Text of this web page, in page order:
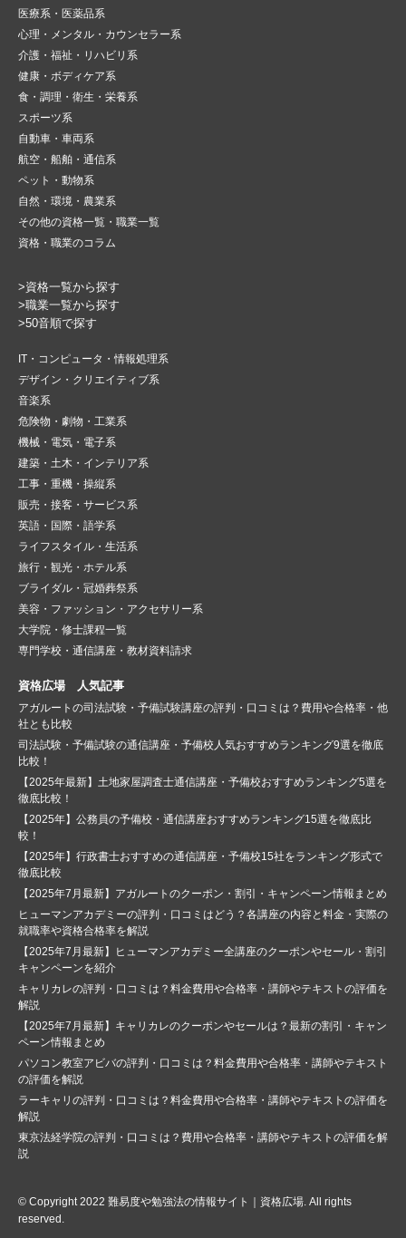
医療系・医薬品系
心理・メンタル・カウンセラー系
介護・福祉・リハビリ系
健康・ボディケア系
食・調理・衛生・栄養系
スポーツ系
自動車・車両系
航空・船舶・通信系
ペット・動物系
自然・環境・農業系
その他の資格一覧・職業一覧
資格・職業のコラム
>資格一覧から探す
>職業一覧から探す
>50音順で探す
IT・コンピュータ・情報処理系
デザイン・クリエイティブ系
音楽系
危険物・劇物・工業系
機械・電気・電子系
建築・土木・インテリア系
工事・重機・操縦系
販売・接客・サービス系
英語・国際・語学系
ライフスタイル・生活系
旅行・観光・ホテル系
ブライダル・冠婚葬祭系
美容・ファッション・アクセサリー系
大学院・修士課程一覧
専門学校・通信講座・教材資料請求
資格広場 人気記事
アガルートの司法試験・予備試験講座の評判・口コミは？費用や合格率・他
社とも比較
司法試験・予備試験の通信講座・予備校人気おすすめランキング9選を徹底
比較！
【2025年最新】土地家屋調査士通信講座・予備校おすすめランキング5選を
徹底比較！
【2025年】公務員の予備校・通信講座おすすめランキング15選を徹底比
較！
【2025年】行政書士おすすめの通信講座・予備校15社をランキング形式で
徹底比較
【2025年7月最新】アガルートのクーポン・割引・キャンペーン情報まとめ
ヒューマンアカデミーの評判・口コミはどう？各講座の内容と料金・実際の
就職率や資格合格率を解説
【2025年7月最新】ヒューマンアカデミー全講座のクーポンやセール・割引
キャンペーンを紹介
キャリカレの評判・口コミは？料金費用や合格率・講師やテキストの評価を
解説
【2025年7月最新】キャリカレのクーポンやセールは？最新の割引・キャン
ペーン情報まとめ
パソコン教室アビバの評判・口コミは？料金費用や合格率・講師やテキスト
の評価を解説
ラーキャリの評判・口コミは？料金費用や合格率・講師やテキストの評価を
解説
東京法経学院の評判・口コミは？費用や合格率・講師やテキストの評価を解
説
© Copyright 2022 難易度や勉強法の情報サイト｜資格広場. All rights
reserved.